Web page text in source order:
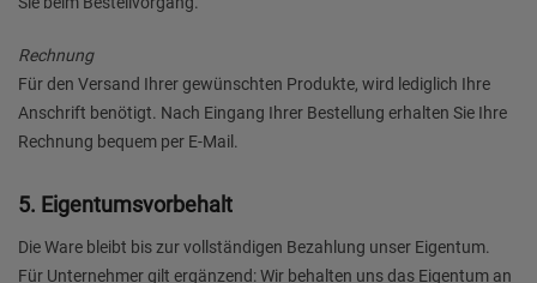
Rechnung
Für den Versand Ihrer gewünschten Produkte, wird lediglich Ihre
Anschrift benötigt. Nach Eingang Ihrer Bestellung erhalten Sie Ihre
Rechnung bequem per E-Mail.
5. Eigentumsvorbehalt
Die Ware bleibt bis zur vollständigen Bezahlung unser Eigentum.
Für Unternehmer gilt ergänzend: Wir behalten uns das Eigentum an